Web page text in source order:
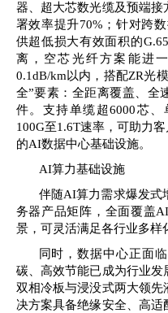
器、超大芯数光缆及预端
署效率提升70%；针对跨
供超低损大有效面积的
离，空芯光纤方案能进
0.1dB/km以内，搭配ZR光
全”要素：全距离覆盖、全
件。支持单缆超6000芯
100G至1.6T速率，可助力
的AI数据中心基础设施。
AI算力基础设施
伴随AI算力需求爆发式
务器产品矩阵，全面覆盖
景，可灵活满足各行业多样
同时，数据中心正面
碳、高效节能已成为行业
双相冷板与浸没式两大领
决方案具备绝缘安全、高